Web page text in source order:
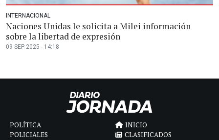
INTERNACIONAL
Naciones Unidas le solicita a Milei información
sobre la libertad de expresión
09 SEP 2025 - 14:18
POLÍTICA
POLICIALES
INICIO
CLASIFICADOS